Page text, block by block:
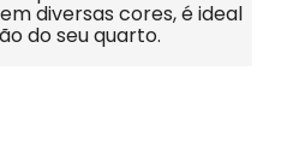
diversas cores, é ideal
do seu quarto.